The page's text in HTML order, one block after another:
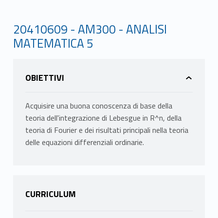
20410609 - AM300 - ANALISI
MATEMATICA 5
OBIETTIVI
Acquisire una buona conoscenza di base della
teoria dell'integrazione di Lebesgue in R^n, della
teoria di Fourier e dei risultati principali nella teoria
delle equazioni differenziali ordinarie.
CURRICULUM